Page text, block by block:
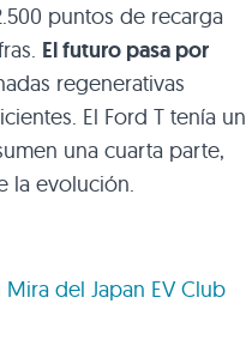
puntos de recarga
El futuro pasa por
regenerativas
El Ford T tenía un
una cuarta parte,
la evolución.
del Japan EVClub